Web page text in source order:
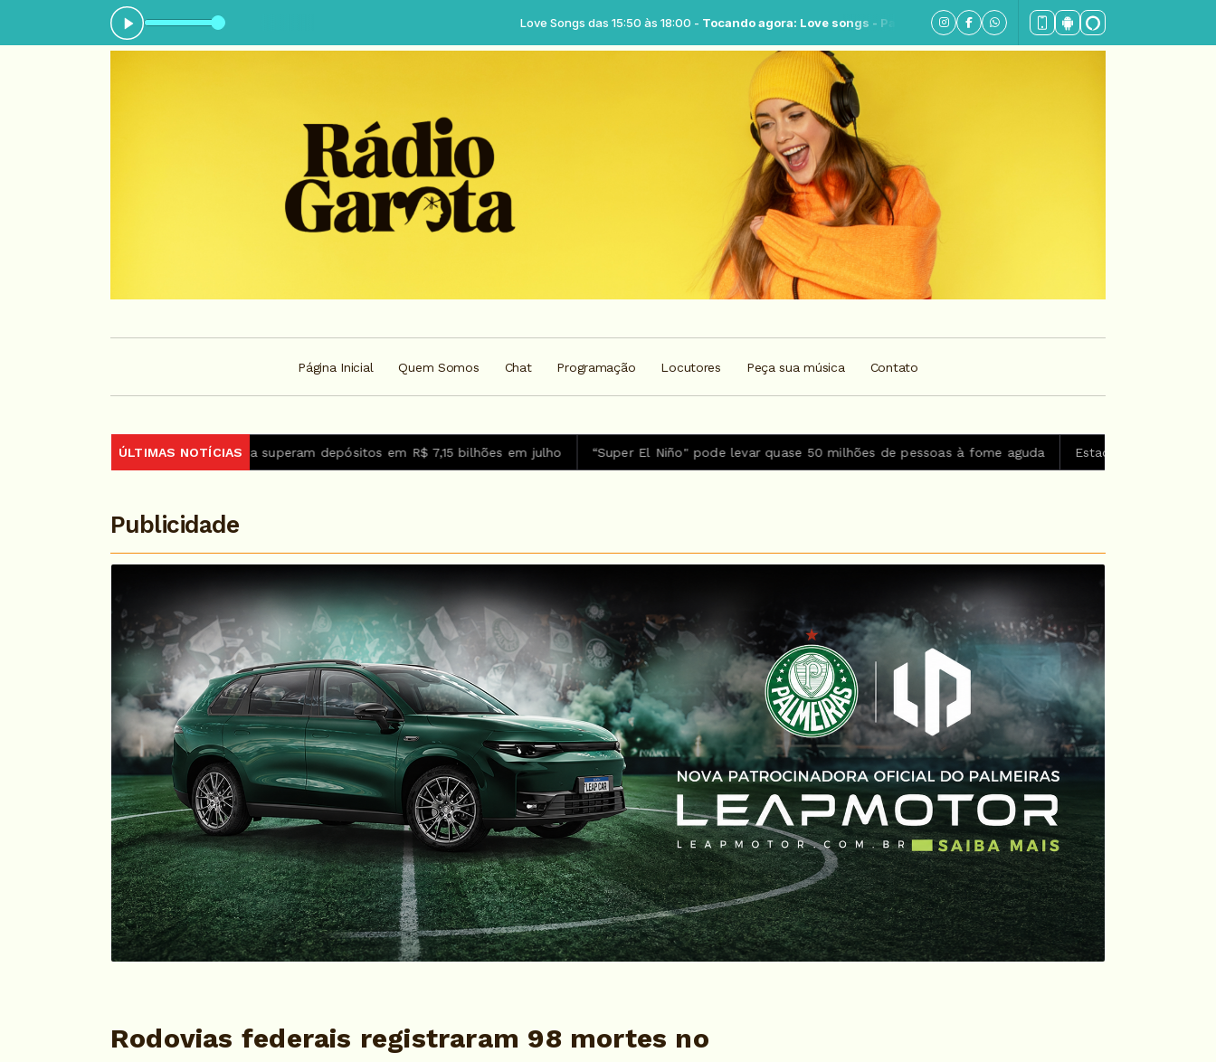
Love songs - Parte 3 Love Songs das 15:50 às 18:00 -Tocando agora: Love songs - Parte 3
Página Inicial Quem Somos Chat Programação Locutores Peça sua música Contato
ÚLTIMAS NOTÍCIAS
da poupança superam depósitos em R$ 7,15 bilhões em julho “Super El Niño" pode levar quase 50 milhões de pessoas à fome aguda Estado de São Paulo confirma 23 casos
Publicidade
Rodovias federais registraram 98 mortes no